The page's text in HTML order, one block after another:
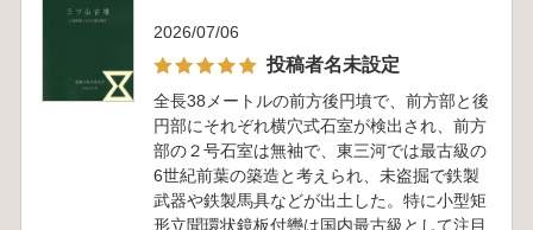
2026/07/06
投稿者名未設定
全長38メートルの前方後円墳で、前方部と後
円部にそれぞれ横穴式石室が検出され、前方
部の２号石室は無袖で、東三河では最古級の
6世紀前葉の築造と考えられ、未盗掘で鉄製
武器や鉄製馬具などが出土した。特に小型矩
形立聞環状鏡板付轡は国内最古級として注目